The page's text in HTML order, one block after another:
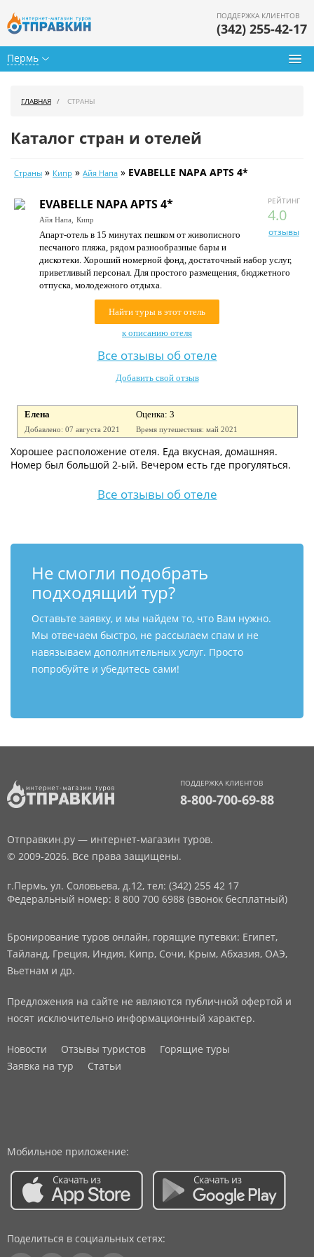
Пермь
ПОДДЕРЖКА КЛИЕНТОВ
(342) 255-42-17
Календарь туров
Цены дня
Страны
Как купить
ГЛАВНАЯ СТРАНЫ
Каталог стран и отелей
Страны » Кипр » Айя Напа » EVABELLE NAPA APTS 4*
РЕЙТИНГ
4.0
отзывы
EVABELLE NAPA APTS 4*
Айя Напа, Кипр
Апарт-отель в 15 минутах пешком от живописного
песчаного пляжа, рядом разнообразные бары и
дискотеки. Хороший номерной фонд, достаточный набор услуг,
приветливый персонал. Для простого размещения, бюджетного
отпуска, молодежного отдыха.
Найти туры в этот отель
к описанию отеля
Все отзывы об отеле
Добавить свой отзыв
Елена Оценка: 3
Добавлено: 07 августа 2021 Время путешествия: май 2021
Хорошее расположение отеля. Еда вкусная, домашняя.
Номер был большой 2-ый. Вечером есть где прогуляться.
Все отзывы об отеле
Не смогли подобрать
подходящий тур?
Оставьте заявку, и мы найдем то, что Вам нужно.
Мы отвечаем быстро, не рассылаем спам и не
навязываем дополнительных услуг. Просто
попробуйте и убедитесь сами!
ПОДДЕРЖКА КЛИЕНТОВ
8-800-700-69-88
Отправкин.ру — интернет-магазин туров.
© 2009-2026. Все права защищены.
г.Пермь, ул. Соловьева, д.12, тел: (342) 255 42 17
Федеральный номер: 8 800 700 6988 (звонок бесплатный)
Бронирование туров онлайн, горящие путевки: Египет,
Тайланд, Греция, Индия, Кипр, Сочи, Крым, Абхазия, ОАЭ,
Вьетнам и др.
Предложения на сайте не являются публичной офертой и
носят исключительно информационный характер.
Новости Отзывы туристов
Горящие туры
Заявка на тур
Статьи
Мобильное приложение:
Поделиться в социальных сетях: